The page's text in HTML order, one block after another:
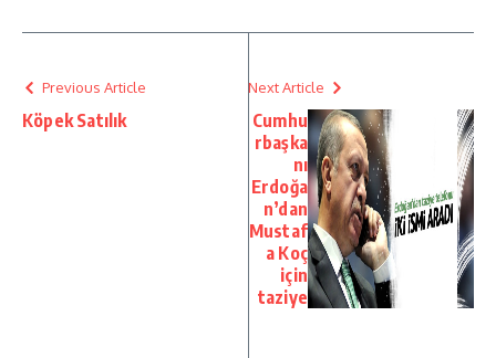
Previous Article
Köpek Satılık
Next Article
Cumhu
rbaşka
nı
Erdoğa
n’dan
Mustaf
a Koç
için
taziye